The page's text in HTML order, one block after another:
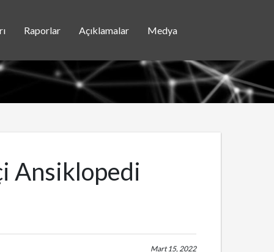
Raporlar Açıklamalar Medya
Ansiklopedi
Mart 15, 2022